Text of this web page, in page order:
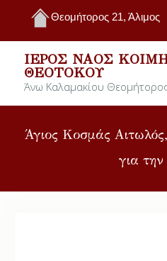
Θεομήτορος 21, Άλιμος
ΙΕΡΌΣ ΝΑΌΣ
ΘΕΟΤΌΚΟΥ
Άνω Καλαμακίου
Άγιος Κοσμάς
για